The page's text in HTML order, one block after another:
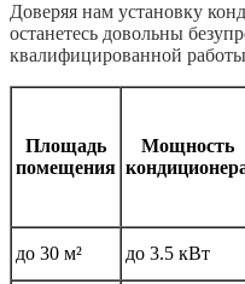
Доверяя нам установку
останетесь довольны
квалифицированной
Площадь
помещения
Мощность
до 30 м² до 3.5 кВт